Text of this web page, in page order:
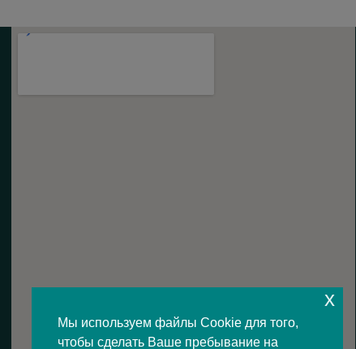
Мы используем файлы Cookie для того,
чтобы сделать Ваше пребывание на
x